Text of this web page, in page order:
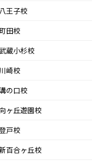
八王子校
田校
武蔵小杉校
崎校
の口校
向ヶ丘遊園校
戸校
百合ヶ丘校